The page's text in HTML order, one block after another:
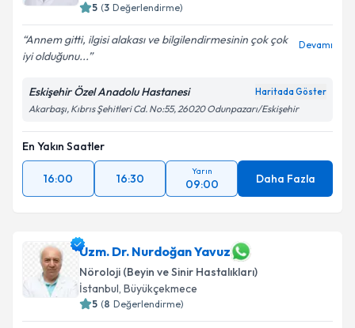
5 (3 Değerlendirme)
Annem gitti, ilgisi alakası ve bilgilendirmesinin çok çok
iyi olduğunu...
Devamı
Eskişehir Özel Anadolu Hastanesi Haritada Göster
Akarbaşı, Kıbrıs Şehitleri Cd. No:55, 26020 Odunpazarı/Eskişehir
En Yakın Saatler
16:00 16:30
Yarın
09:00 Daha Fazla
Uzm. Dr. Nurdoğan Yavuz
Nöroloji (Beyin ve Sinir Hastalıkları)
İstanbul, Büyükçekmece
5 (8 Değerlendirme)